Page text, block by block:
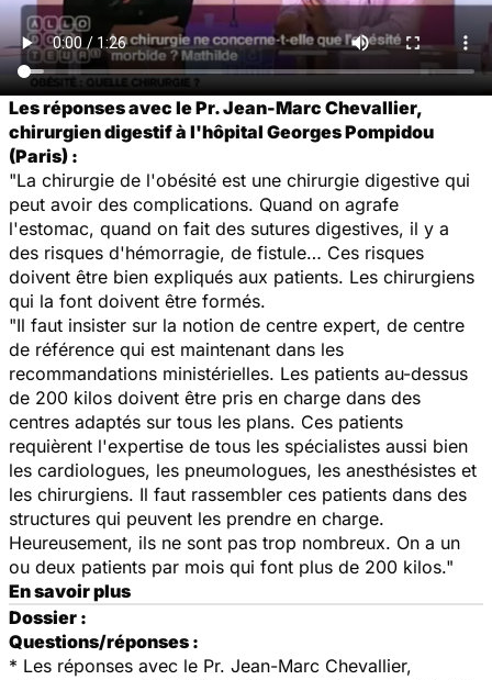
Les réponses avec le Pr. Jean-Marc Chevallier,
chirurgien digestif à l'hôpital Georges Pompidou
(Paris) :
"La chirurgie de l'obésité est une chirurgie digestive qui
peut avoir des complications. Quand on agrafe
l'estomac, quand on fait des sutures digestives, il y a
des risques d'hémorragie, de fistule… Ces risques
doivent être bien expliqués aux patients. Les chirurgiens
qui la font doivent être formés.
"Il faut insister sur la notion de centre expert, de centre
de référence qui est maintenant dans les
recommandations ministérielles. Les patients au-dessus
de 200 kilos doivent être pris en charge dans des
centres adaptés sur tous les plans. Ces patients
requièrent l'expertise de tous les spécialistes aussi bien
les cardiologues, les pneumologues, les anesthésistes et
les chirurgiens. Il faut rassembler ces patients dans des
structures qui peuvent les prendre en charge.
Heureusement, ils ne sont pas trop nombreux. On a un
ou deux patients par mois qui font plus de 200 kilos."
En savoir plus
Dossier :
Questions/réponses :
* Les réponses avec le Pr. Jean-Marc Chevallier,